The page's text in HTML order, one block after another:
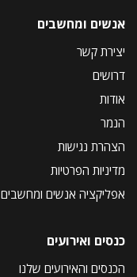
אנשים ומחשבים
יצירת קשר
דרושים
אודות
הנמר
הצהרת נגישות
מדיניות הפרטיות
אפליקציה אנשים ומחשבים
כנסים ואירועים
הכנסים והאירועים שלנו